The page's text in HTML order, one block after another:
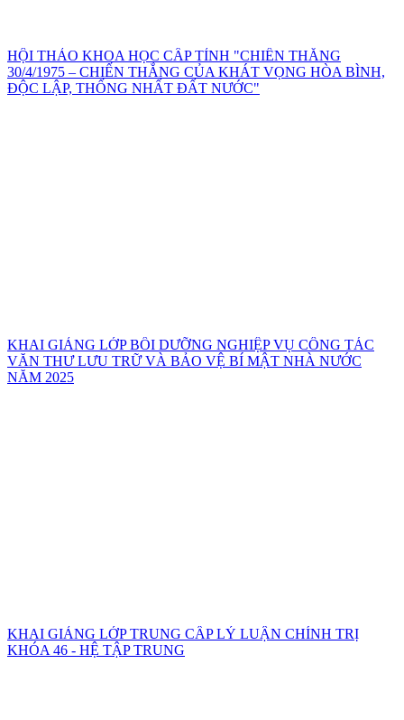
HỘI THẢO KHOA HỌC CẤP TỈNH "CHIẾN THẮNG
30/4/1975 – CHIẾN THẮNG CỦA KHÁT VỌNG HÒA BÌNH,
ĐỘC LẬP, THỐNG NHẤT ĐẤT NƯỚC"
KHAI GIẢNG LỚP BỒI DƯỠNG NGHIỆP VỤ CÔNG TÁC
VĂN THƯ LƯU TRỮ VÀ BẢO VỆ BÍ MẬT NHÀ NƯỚC
NĂM 2025
KHAI GIẢNG LỚP TRUNG CẤP LÝ LUẬN CHÍNH TRỊ
KHÓA 46 - HỆ TẬP TRUNG